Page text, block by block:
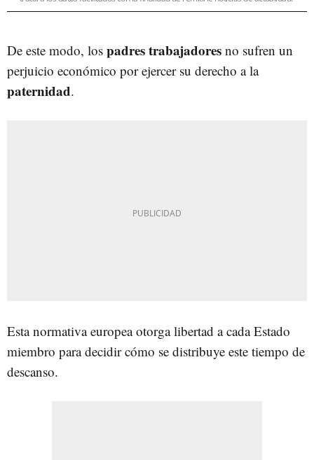
De este modo, los padres trabajadores no sufren un
perjuicio económico por ejercer su derecho a la
paternidad.
Esta normativa europea otorga libertad a cada Estado
miembro para decidir cómo se distribuye este tiempo de
descanso.